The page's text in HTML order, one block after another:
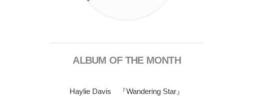
ALBUM OF THE MONTH
Haylie Davis 『Wandering Star』